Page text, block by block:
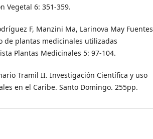
Vegetal 6: 351-359.
F, Manzini Ma, Larinova May Fuentes
de plantas medicinales utilizadas
Plantas Medicinales 5: 97-104.
Tramil II. Investigación Científica y uso
en el Caribe. Santo Domingo. 255pp.